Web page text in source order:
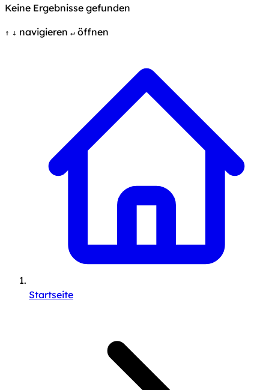
Keine Ergebnisse gefunden
↑ ↓ navigieren ↵ öffnen
Startseite